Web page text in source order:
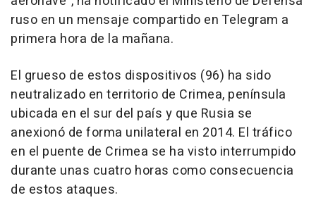
ruso en un mensaje compartido en Telegram a
primera hora de la mañana.
El grueso de estos dispositivos (96) ha sido
neutralizado en territorio de Crimea, península
ubicada en el sur del país y que Rusia se
anexionó de forma unilateral en 2014. El tráfico
en el puente de Crimea se ha visto interrumpido
durante unas cuatro horas como consecuencia
de estos ataques.